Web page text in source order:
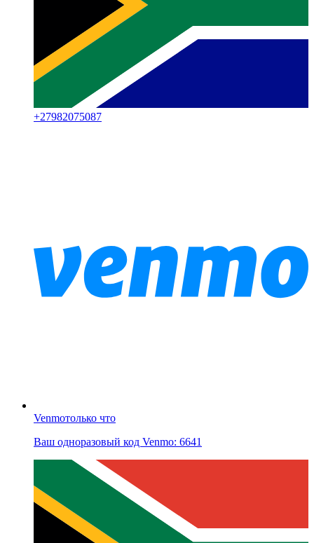
+27982075087
Venmoтолько что
Ваш одноразовый код Venmo: 6641